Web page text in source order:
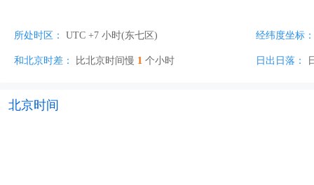
所处时区： UTC +7 小时(东七区) 经纬度坐标：
和北京时差： 比北京时间慢 1 个小时 日出日落：
北京时间